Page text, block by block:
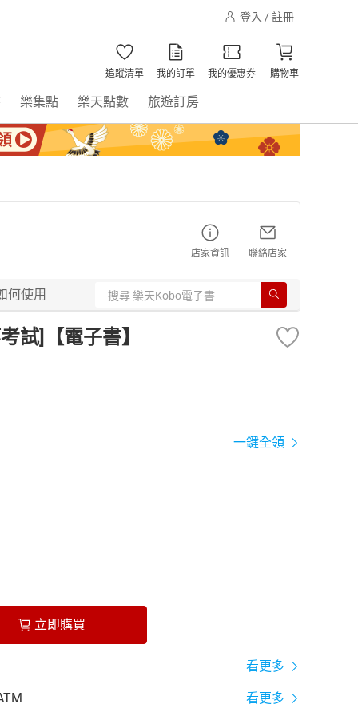
登入 / 註冊
追蹤清單 我的訂單 我的優惠券 購物車
樂集點 樂天點數 旅遊訂房
店家資訊 聯絡店家
何使用
試]【電子書】
一鍵全領
立即購買
看更多
看更多